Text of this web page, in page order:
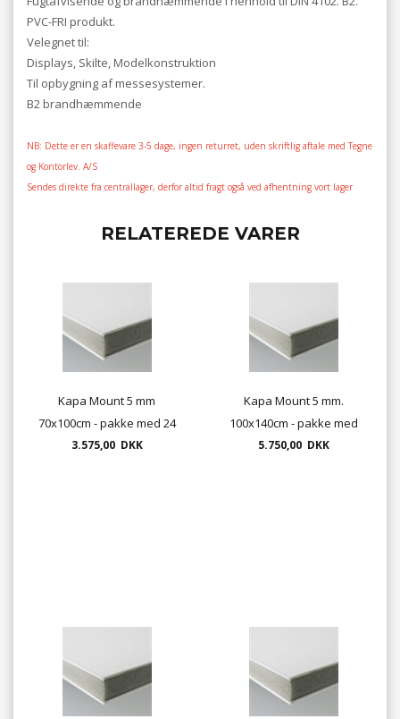
PVC-FRI produkt.
Velegnet til:
Displays, Skilte, Modelkonstruktion
Til opbygning af messesystemer.
B2 brandhæmmende
NB: Dette er en skaffevare 3-5 dage, ingen returret, uden skriftlig aftale med Tegne
og Kontorlev. A/S
Sendes direkte fra centrallager, derfor altid fragt også ved afhentning vort lager
RELATEREDE VARER
Kapa Mount 5 mm
70x100cm - pakke med 24
plader "frit leveret"
3.575,00 DKK
Kapa Mount 5 mm.
100x140cm - pakke med
24 plader "frit leveret"
5.750,00 DKK